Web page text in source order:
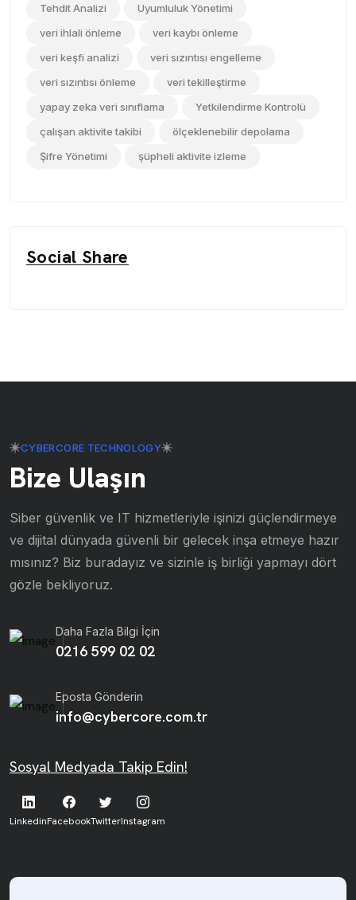
Tehdit Analizi
Uyumluluk Yönetimi
veri ihlali önleme
veri kaybı önleme
veri keşfi analizi
veri sızıntısı engelleme
veri sızıntısı önleme
veri tekilleştirme
yapay zeka veri sınıflama
Yetkilendirme Kontrolü
çalışan aktivite takibi
ölçeklenebilir depolama
Şifre Yönetimi
şüpheli aktivite izleme
Social Share
CYBERCORE TECHNOLOGY
Bize Ulaşın
Siber güvenlik ve IT hizmetleriyle işinizi güçlendirmeye
ve dijital dünyada güvenli bir gelecek inşa etmeye hazır
mısınız? Biz buradayız ve sizinle iş birliği yapmayı dört
gözle bekliyoruz.
Daha Fazla Bilgi İçin
0216 599 02 02
Eposta Gönderin
info@cybercore.com.tr
Sosyal Medyada Takip Edin!
LinkedinFacebookTwitterInstagram